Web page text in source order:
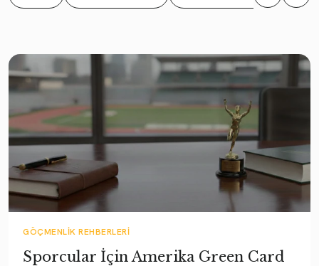
GÖÇMENLIK REHBERLERI
Sporcular İçin Amerika Green Card